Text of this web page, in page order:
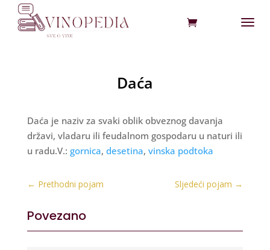
Daća
Daća je naziv za svaki oblik obveznog davanja
državi, vladaru ili feudalnom gospodaru u naturi ili
u radu.V.: gornica, desetina, vinska podtoka
← Prethodni pojam Sljedeći pojam →
Povezano